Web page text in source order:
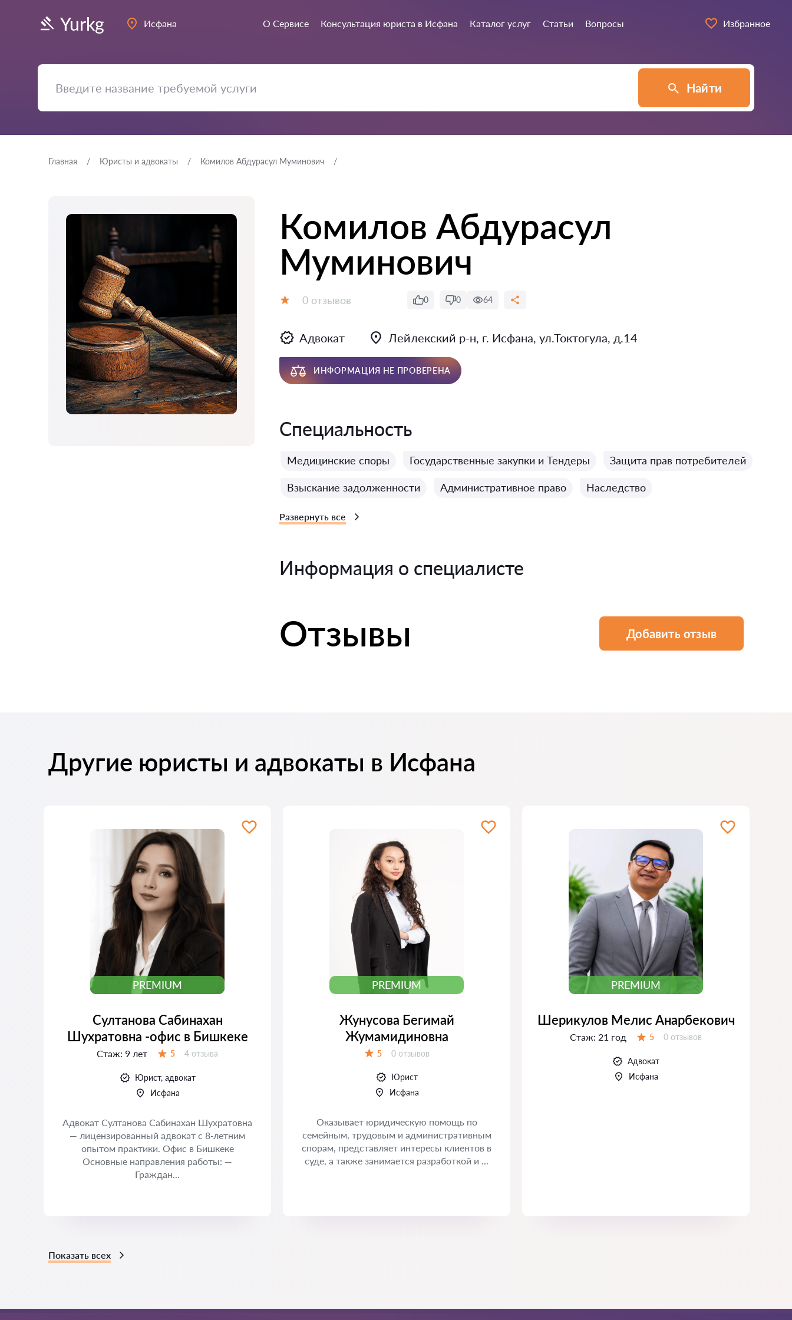
Yurkg Исфана О Сервисе Консультация юриста в Исфана Каталог услуг Статьи Вопросы Избранное
Найти
Главная Юристы и адвокаты Комилов Абдурасул Муминович
Комилов Абдурасул
Муминович
Отзывов:
0 отзывов 0 0 64
Адвокат Лейлекский р-н, г. Исфана, ул.Токтогула, д.14
ИНФОРМАЦИЯ НЕ ПРОВЕРЕНА
Специальность
Медицинские споры Государственные закупки и Тендеры Защита прав потребителей
Взыскание задолженности Административное право Наследство
Развернуть все
Информация о специалисте
Отзывы Добавить отзыв
Другие юристы и адвокаты в Исфана
PREMIUM
Султанова Сабинахан
Шухратовна -офис в Бишкеке
Стаж: 9 лет 5 Отзывов:
4 отзыва
Юрист, адвокат
Исфана
Адвокат Султанова Сабинахан Шухратовна
— лицензированный адвокат с 8-летним
опытом практики. Офис в Бишкеке
Основные направления работы: —
Граждан...
PREMIUM
Жунусова Бегимай
Жумамидиновна
5 Отзывов:
0 отзывов
Юрист
Исфана
Оказывает юридическую помощь по
семейным, трудовым и административным
спорам, представляет интересы клиентов в
суде, а также занимается разработкой и ...
PREMIUM
Шерикулов Мелис Анарбекович
Стаж: 21 год 5 Отзывов:
0 отзывов
Адвокат
Исфана
Показать всех